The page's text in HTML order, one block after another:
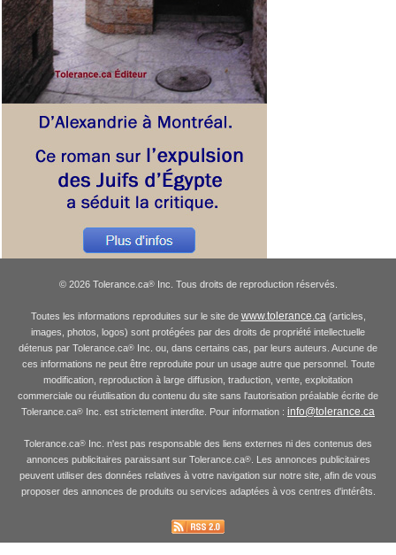
© 2026 Tolerance.ca®Inc. Tous droits de reproduction réservés.
Toutes les informations reproduites sur le site de www.tolerance.ca(articles,
images, photos, logos) sont protégées par des droits de propriété intellectuelle
détenus par Tolerance.ca® Inc. ou, dans certains cas, par leurs auteurs. Aucune de
ces informations ne peut être reproduite pour un usage autre que personnel. Toute
modification, reproduction à large diffusion, traduction, vente, exploitation
commerciale ou réutilisation du contenu du site sans l'autorisation préalable écrite de
Tolerance.ca® Inc. est strictement interdite. Pour information : info@tolerance.ca
Tolerance.ca® Inc. n'est pas responsable des liens externes ni des contenus des
annonces publicitaires paraissant sur Tolerance.ca®. Les annonces publicitaires
peuvent utiliser des données relatives à votre navigation sur notre site, afin de vous
proposer des annonces de produits ou services adaptées à vos centres d'intérêts.